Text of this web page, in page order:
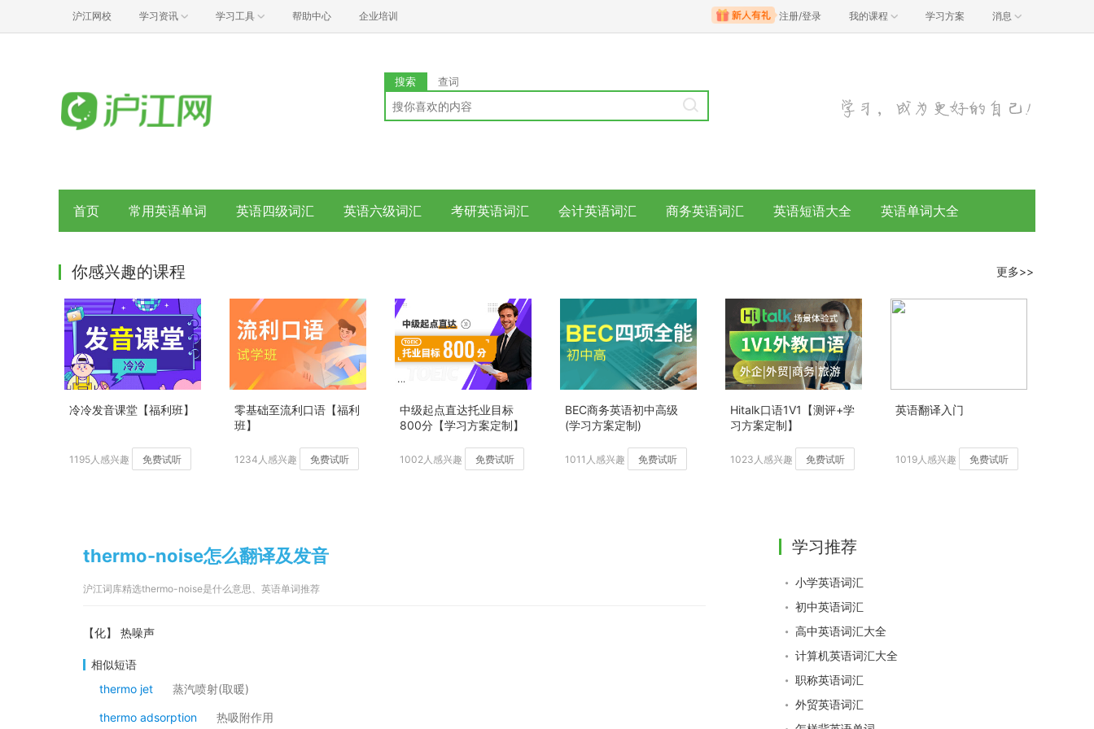
沪江网校 学习资讯 学习工具 帮助中心 企业培训 注册/登录 我的课程 学习方案 消息
搜索 查词
首页 常用英语单词 英语四级词汇 英语六级词汇 考研英语词汇 会计英语词汇 商务英语词汇 英语短语大全 英语单词大全
你感兴趣的课程 更多>>
冷冷发音课堂【福利班】
1195人感兴趣 免费试听
零基础至流利口语【福利
班】
1234人感兴趣 免费试听
中级起点直达托业目标
800分【学习方案定制】
1002人感兴趣 免费试听
BEC商务英语初中高级
(学习方案定制)
1011人感兴趣 免费试听
Hitalk口语1V1【测评+学
习方案定制】
1023人感兴趣 免费试听
英语翻译入门
1019人感兴趣 免费试听
thermo-noise怎么翻译及发音
沪江词库精选thermo-noise是什么意思、英语单词推荐
【化】 热噪声
相似短语
thermo jet
蒸汽喷射(取暖)
thermo adsorption 热吸附作用
学习推荐
小学英语词汇
初中英语词汇
高中英语词汇大全
计算机英语词汇大全
职称英语词汇
外贸英语词汇